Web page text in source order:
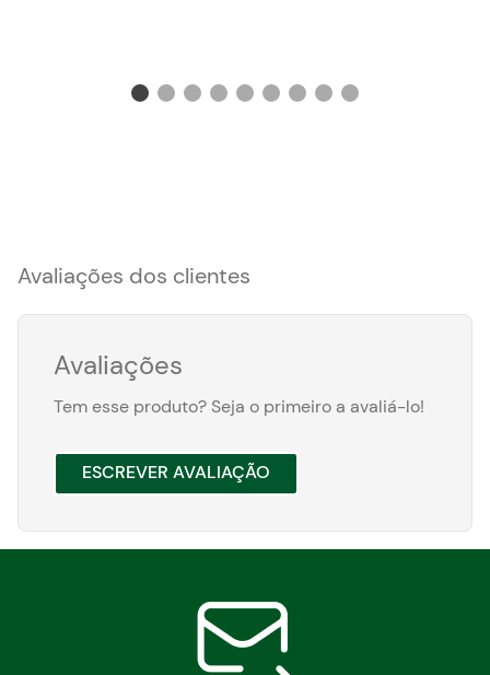
Avaliações dos clientes
Avaliações
Tem esse produto? Seja o primeiro a avaliá-lo!
ESCREVER AVALIAÇÃO